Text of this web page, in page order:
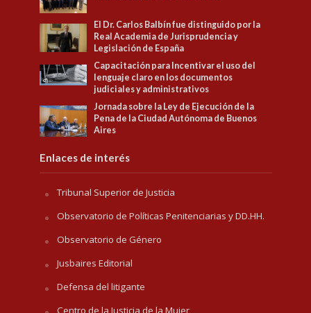
El Dr. Carlos Balbín fue distinguido por la
Real Academia de Jurisprudencia y
Legislación de España
Capacitación para Incentivar el uso del
lenguaje claro en los documentos
judiciales y administrativos
Jornada sobre la Ley de Ejecución de la
Pena de la Ciudad Autónoma de Buenos
Aires
Enlaces de interés
Tribunal Superior de Justicia
Observatorio de Políticas Penitenciarias y DD.HH.
Observatorio de Género
Jusbaires Editorial
Defensa del litigante
Centro de la Justicia de la Mujer